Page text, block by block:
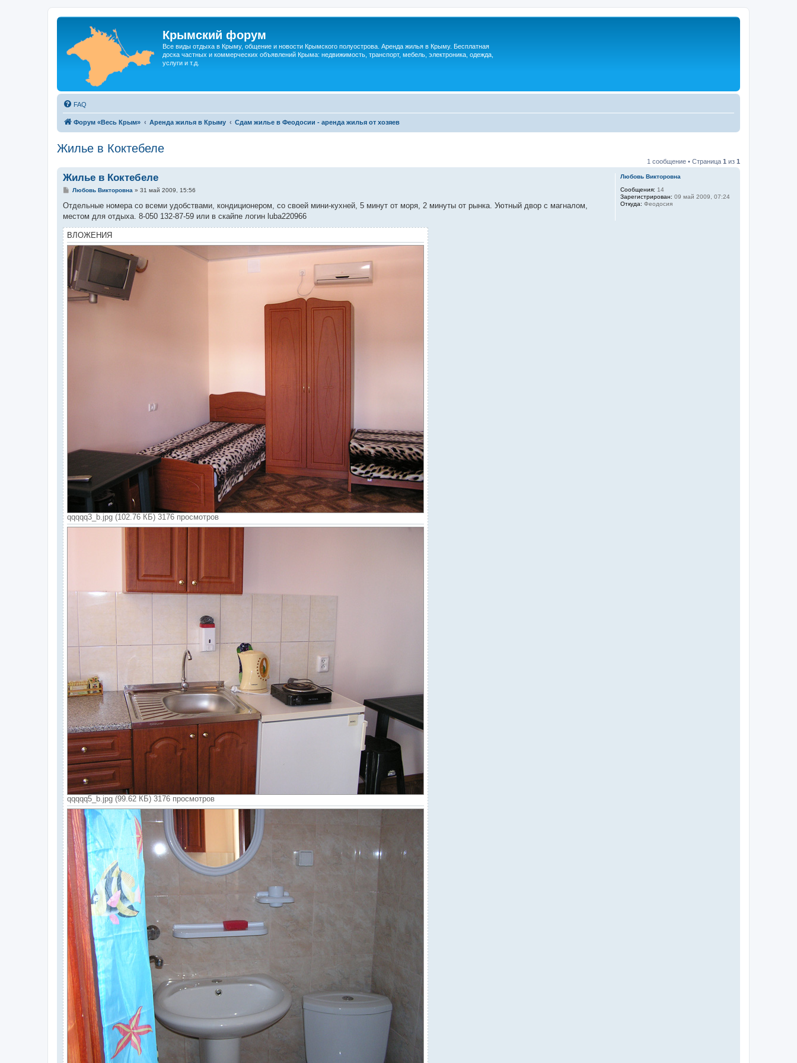
Крымский форум
Все виды отдыха в Крыму, общение и новости Крымского полуострова. Аренда жилья в Крыму. Бесплатная
доска частных и коммерческих объявлений Крыма: недвижимость, транспорт, мебель, электроника, одежда,
услуги и т.д.
FAQ
Форум «Весь Крым» Аренда жилья в Крыму Сдам жилье в Феодосии - аренда жилья от хозяев
Жилье в Коктебеле
1 сообщение • Страница 1 из 1
Любовь Викторовна
Сообщения: 14
Зарегистрирован: 09 май 2009, 07:24
Откуда: Феодосия
Жилье в Коктебеле
С
о
б
щ
н
и
е
Любовь Викторовна » 31 май 2009, 15:56
Отдельные номера со всеми удобствами, кондиционером, со своей мини-кухней, 5 минут от моря, 2 минуты от рынка. Уютный двор с магналом,
местом для отдыха. 8-050 132-87-59 или в скайпе логин luba220966
ВЛОЖЕНИЯ
qqqqq3_b.jpg (102.76 КБ) 3176 просмотров
qqqqq5_b.jpg (99.62 КБ) 3176 просмотров